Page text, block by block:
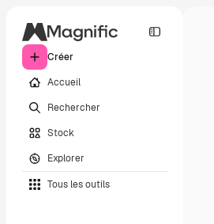
Créer
Accueil
Rechercher
Stock
Explorer
Tous les outils